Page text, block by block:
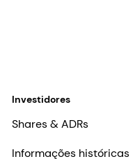
Investidores
Shares & ADRs
Informações históricas